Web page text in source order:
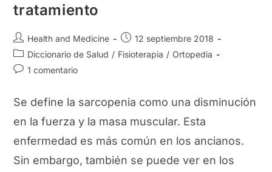
tratamiento
Autor
de
la
entrada:
Health and Medicine
Publicación
de
12 septiembre 2018
Categoría
de
Diccionario de Salud / Fisioterapia / Ortopedia
Comentarios
entrada:
1 comentario
Se define la sarcopenia como una disminución
en la fuerza y la masa muscular. Esta
enfermedad es más común en los ancianos.
Sin embargo, también se puede ver en los